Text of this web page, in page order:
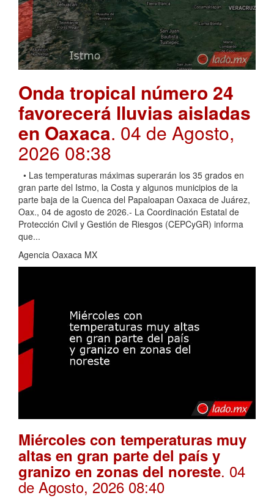
Onda tropical número 24
favorecerá lluvias aisladas
en Oaxaca. 04 de Agosto,
2026 08:38
• Las temperaturas máximas superarán los 35 grados en
gran parte del Istmo, la Costa y algunos municipios de la
parte baja de la Cuenca del Papaloapan Oaxaca de Juárez,
Oax., 04 de agosto de 2026.- La Coordinación Estatal de
Protección Civil y Gestión de Riesgos (CEPCyGR) informa
que...
Agencia Oaxaca MX
Miércoles con temperaturas muy
altas en gran parte del país y
granizo en zonas del noreste. 04
de Agosto, 2026 08:40